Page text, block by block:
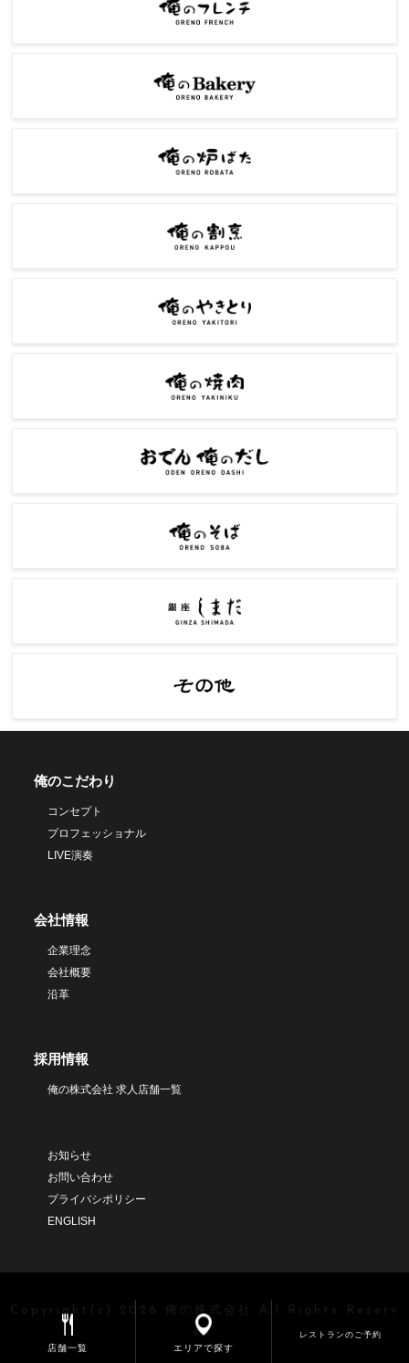
店舗一覧 エリアで探す
レストランのご予約
俺のこだわり
コンセプト
プロフェッショナル
LIVE演奏
会社情報
企業理念
会社概要
沿革
採用情報
俺の株式会社 求人店舗一覧
お知らせ
お問い合わせ
プライバシポリシー
ENGLISH
Copyright(c) 2026 俺の株式会社 All Rights Reserv
ed.